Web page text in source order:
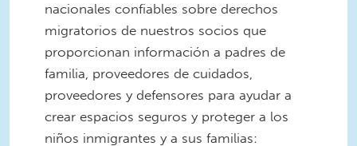
nacionales confiables sobre derechos
migratorios de nuestros socios que
proporcionan información a padres de
familia, proveedores de cuidados,
proveedores y defensores para ayudar a
crear espacios seguros y proteger a los
niños inmigrantes y a sus familias: